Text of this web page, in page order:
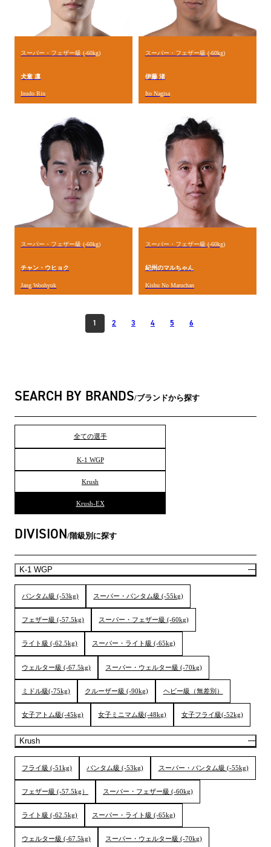
スーパー・フェザー級 (-60kg)
犬童 凛
Inudo Rin
スーパー・フェザー級 (-60kg)
伊藤 渚
Ito Nagisa
スーパー・フェザー級 (-60kg)
チャン・ウヒョク
Jang Woohyuk
スーパー・フェザー級 (-60kg)
紀州のマルちゃん
Kishu No Maruchan
1 2 3 4 5 6
SEARCH BY BRANDS ブランドから探す
全ての選手
K-1 WGP
Krush
Krush-EX
DIVISION 階級別に探す
K-1 WGP
バンタム級 (-53kg) スーパー・バンタム級 (-55kg)
フェザー級 (-57.5kg) スーパー・フェザー級 (-60kg)
ライト級 (-62.5kg) スーパー・ライト級 (-65kg)
ウェルター級 (-67.5kg) スーパー・ウェルター級 (-70kg)
ミドル級(-75kg) クルーザー級 (-90kg) ヘビー級（無差別）
女子アトム級(-45kg) 女子ミニマム級(-48kg) 女子フライ級(-52kg)
Krush
フライ級 (-51kg) バンタム級 (-53kg) スーパー・バンタム級 (-55kg)
フェザー級 (-57.5kg） スーパー・フェザー級 (-60kg)
ライト級 (-62.5kg) スーパー・ライト級 (-65kg)
ウェルター級 (-67.5kg) スーパー・ウェルター級 (-70kg)